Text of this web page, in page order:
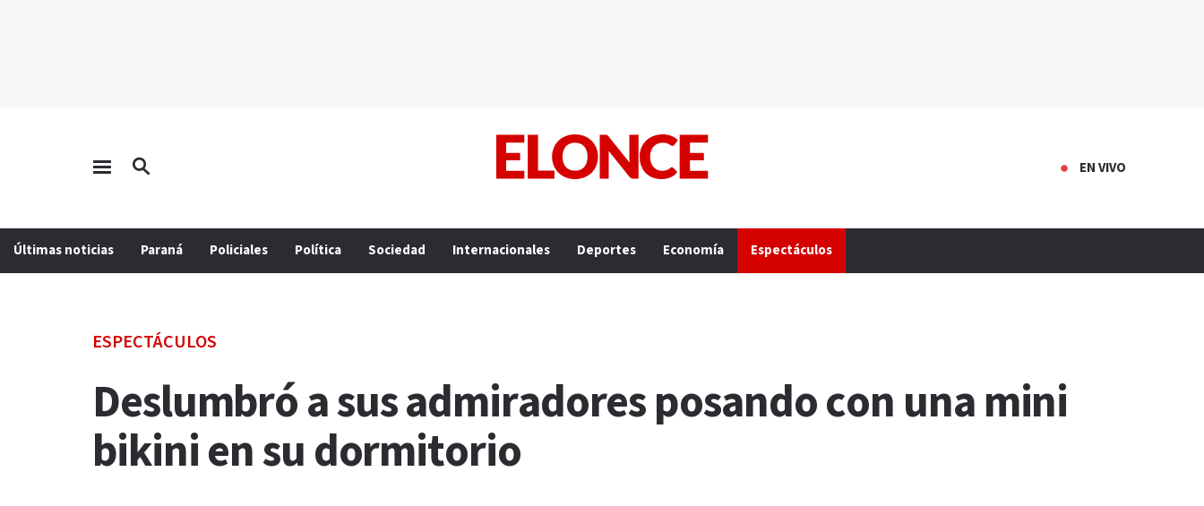
EN VIVO
Últimas noticias Paraná Policiales Política Sociedad Internacionales Deportes Economía Espectáculos
ESPECTÁCULOS
Deslumbró a sus admiradores posando con una mini
bikini en su dormitorio